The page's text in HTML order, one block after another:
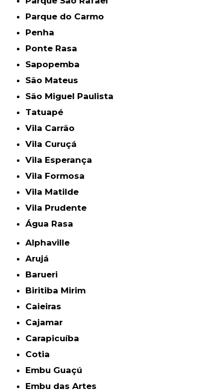
Parque do Carmo
Penha
Ponte Rasa
Sapopemba
São Mateus
São Miguel Paulista
Tatuapé
Vila Carrão
Vila Curuçá
Vila Esperança
Vila Formosa
Vila Matilde
Vila Prudente
Água Rasa
Alphaville
Arujá
Barueri
Biritiba Mirim
Caieiras
Cajamar
Carapicuíba
Cotia
Embu Guaçú
Embu das Artes